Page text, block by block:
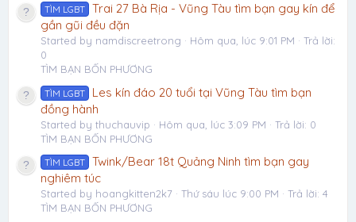
TÌM LGBT
Trai 27 Bà Rịa - Vũng Tàu tìm bạn gay kín để
gần gũi đều đặn
Started by namdiscreetrong Hôm qua, lúc 9:01 PM
Trả lời:
0
TÌM BẠN BỐN PHƯƠNG
TÌM LGBT
Les kín đáo 20 tuổi tại Vũng Tàu tìm bạn
đồng hành
Started by thuchauvip Hôm qua, lúc 3:09 PM
Trả lời: 0
TÌM BẠN BỐN PHƯƠNG
TÌM LGBT
Twink/Bear 18t Quảng Ninh tìm bạn gay
nghiêm túc
Started by hoangkitten2k7 Thứ sáu lúc 9:00 PM
Trả lời: 4
TÌM BẠN BỐN PHƯƠNG